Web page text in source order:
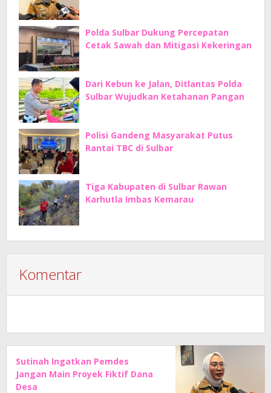
Polda Sulbar Dukung Percepatan
Cetak Sawah dan Mitigasi Kekeringan
Dari Kebun ke Jalan, Ditlantas Polda
Sulbar Wujudkan Ketahanan Pangan
Polisi Gandeng Masyarakat Putus
Rantai TBC di Sulbar
Tiga Kabupaten di Sulbar Rawan
Karhutla Imbas Kemarau
Komentar
Sutinah Ingatkan Pemdes
Jangan Main Proyek Fiktif Dana
Desa